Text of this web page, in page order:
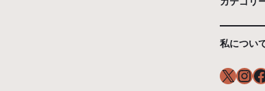
私につい
X InstagramFacebook